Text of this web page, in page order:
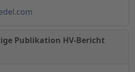
Publikation HV-Bericht